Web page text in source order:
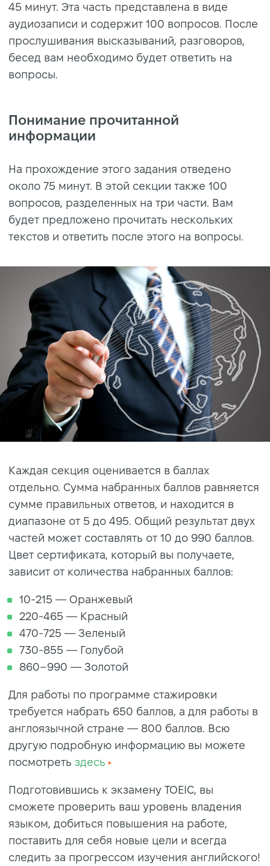
45 минут. Эта часть представлена в виде
аудиозаписи и содержит 100 вопросов. После
прослушивания высказываний, разговоров,
бесед вам необходимо будет ответить на
вопросы.
Понимание прочитанной
информации
На прохождение этого задания отведено
около 75 минут. В этой секции также 100
вопросов, разделенных на три части. Вам
будет предложено прочитать нескольких
текстов и ответить после этого на вопросы.
Каждая секция оценивается в баллах
отдельно. Сумма набранных баллов равняется
сумме правильных ответов, и находится в
диапазоне от 5 до 495. Общий результат двух
частей может составлять от 10 до 990 баллов.
Цвет сертификата, который вы получаете,
зависит от количества набранных баллов:
10-215 — Оранжевый
220-465 — Красный
470-725 — Зеленый
730-855 — Голубой
860–990 — Золотой
Для работы по программе стажировки
требуется набрать 650 баллов, а для работы в
англоязычной стране — 800 баллов. Всю
другую подробную информацию вы можете
посмотреть здесь
Подготовившись к экзамену TOEIC, вы
сможете проверить ваш уровень владения
языком, добиться повышения на работе,
поставить для себя новые цели и всегда
следить за прогрессом изучения английского!